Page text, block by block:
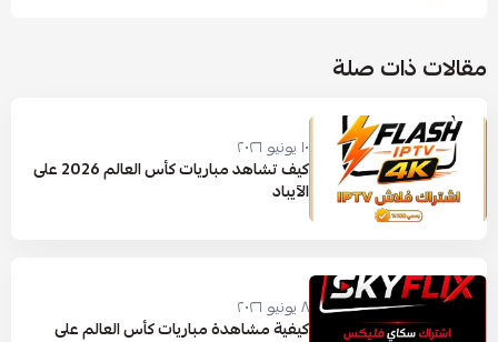
مقالات ذات صلة
١٠ يونيو ٢٠٢٦
كيف تشاهد مباريات كأس العالم 2026 على
الآيباد
٨ يونيو ٢٠٢٦
كيفية مشاهدة مباريات كأس العالم على